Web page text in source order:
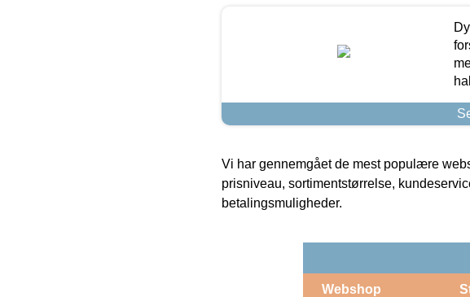
Vi har gennemgået de mest populære
prisniveau, sortimentstørrelse,
betalingsmuligheder.
Webshop